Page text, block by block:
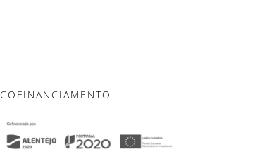
COFINANCIAMENTO